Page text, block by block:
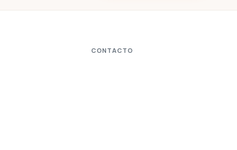
CONTACTO